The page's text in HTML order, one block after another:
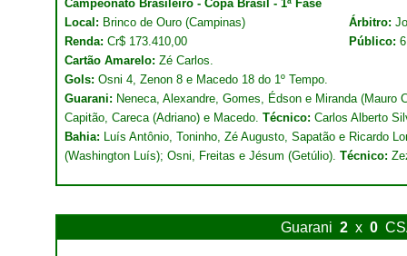
Campeonato Brasileiro - Copa Brasil - 1ª Fase
Local: Brinco de Ouro (Campinas) Árbitro:
Renda: Cr$ 173.410,00 Público:
Cartão Amarelo: Zé Carlos.
Gols: Osni 4, Zenon 8 e Macedo 18 do 1º Tempo.
Guarani: Neneca, Alexandre, Gomes, Édson e Miranda (Mauro
Capitão, Careca (Adriano) e Macedo. Técnico: Carlos Alberto
Bahia: Luís Antônio, Toninho, Zé Augusto, Sapatão e Ricardo
(Washington Luís); Osni, Freitas e Jésum (Getúlio). Técnico:
Guarani 2 x 0